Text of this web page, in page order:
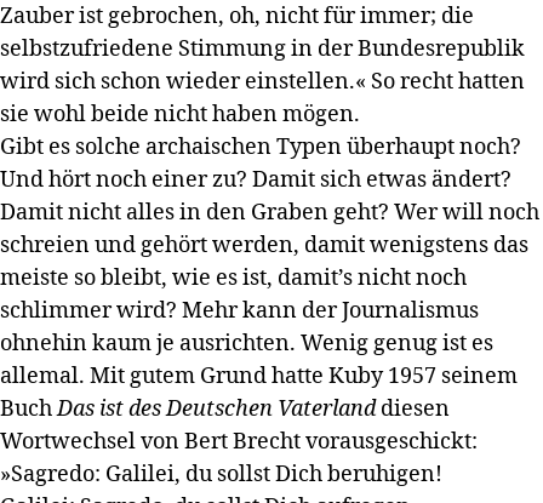
Zauber ist gebrochen, oh, nicht für immer; die
selbstzufriedene Stimmung in der Bundesrepublik
wird sich schon wieder einstellen.« So recht hatten
sie wohl beide nicht haben mögen.
Gibt es solche archaischen Typen überhaupt noch?
Und hört noch einer zu? Damit sich etwas ändert?
Damit nicht alles in den Graben geht? Wer will noch
schreien und gehört werden, damit wenigstens das
meiste so bleibt, wie es ist, damit’s nicht noch
schlimmer wird? Mehr kann der Journalismus
ohnehin kaum je ausrichten. Wenig genug ist es
allemal. Mit gutem Grund hatte Kuby 1957 seinem
BuchDas ist des Deutschen Vaterlanddiesen
Wortwechsel von Bert Brecht vorausgeschickt:
»Sagredo: Galilei, du sollst Dich beruhigen!